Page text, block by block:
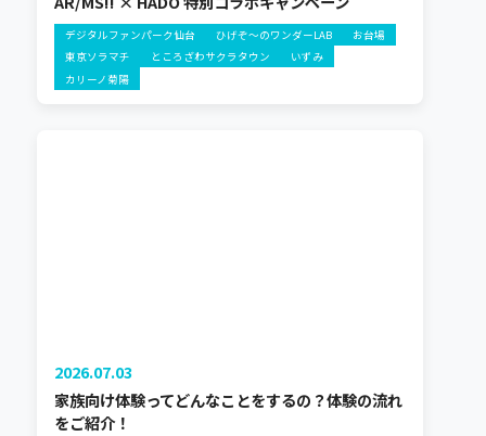
デジタルファンパーク仙台 ひげぞ～のワンダーLAB
お台場
東京ソラマチ
ところざわサクラタウン
いずみ
カリーノ菊陽
2026.07.03
家族向け体験ってどんなことをするの？体験の流れ
をご紹介！